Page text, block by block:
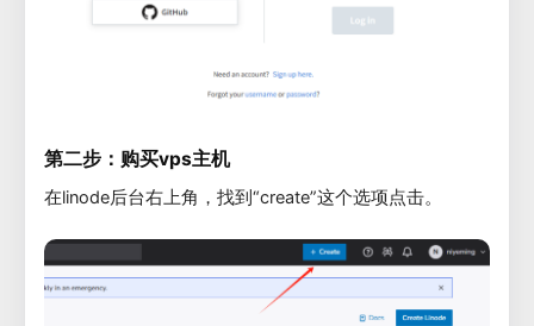
第二步：购买vps主机
在linode后台右上角，找到“create”这个选项点击。